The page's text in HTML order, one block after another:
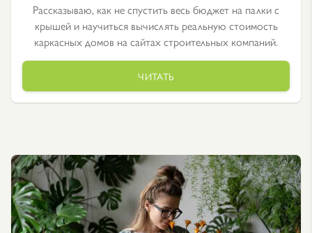
Рассказываю, как не спустить весь бюджет на палки с
крышей и научиться вычислять реальную стоимость
каркасных домов на сайтах строительных компаний.
ЧИТАТЬ